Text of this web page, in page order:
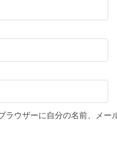
ラウザーに自分の名前、メー